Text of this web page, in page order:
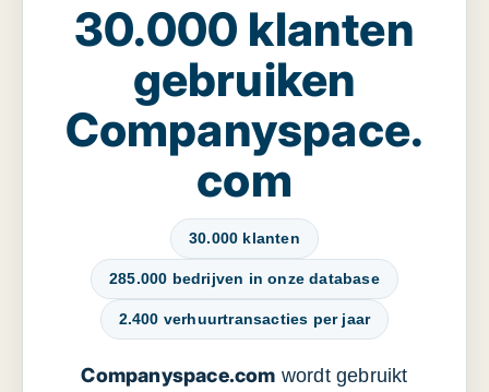
30.000 klanten
gebruiken
Companyspace.
com
30.000 klanten
285.000 bedrijven in onze database
2.400 verhuurtransacties per jaar
Companyspace.com wordt gebruikt